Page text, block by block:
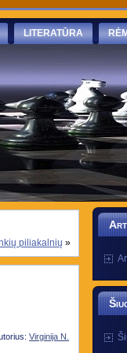
LITERATŪRA
piliakalnių »
Virginija N.